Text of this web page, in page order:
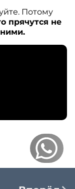
Потому
прячутся не